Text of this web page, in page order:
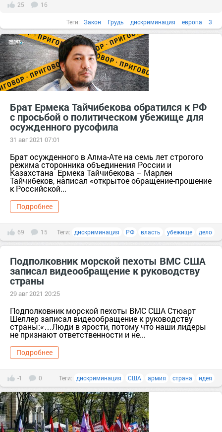
25 16
Теги: Закон Грудь дискриминация европа 3
ПоговоримПроМинкульт
Брат Ермека Тайчибекова обратился к РФ
с просьбой о политическом убежище для
осужденного русофила
31 авг 2021 07:01
Брат осужденного в Алма-Ате на семь лет строгого
режима сторонника объединения России и
Казахстана Ермека Тайчибекова – Марлен
Тайчибеков, написал «открытое обращение-прошение
к Российской...
Подробнее
69 15 Теги: дискриминация РФ власть убежище дело
Подполковник морской пехоты ВМС США
записал видеообращение к руководству
страны
29 авг 2021 20:25
Подполковник морской пехоты ВМС США Стюарт
Шеллер записал видеообращение к руководству
страны:«…Люди в ярости, потому что наши лидеры
не признают ответственности и не...
Подробнее
-1 0 Теги: дискриминация США армия страна идея